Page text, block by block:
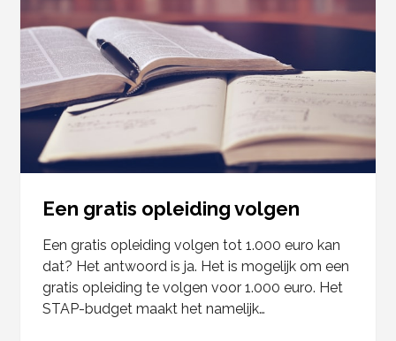
Een gratis opleiding volgen
Een gratis opleiding volgen tot 1.000 euro kan
dat? Het antwoord is ja. Het is mogelijk om een
gratis opleiding te volgen voor 1.000 euro. Het
STAP-budget maakt het namelijk…